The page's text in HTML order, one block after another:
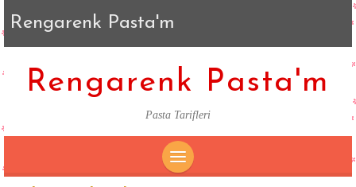
Rengarenk Pasta'm
Rengarenk Pasta'm
Pasta Tarifleri